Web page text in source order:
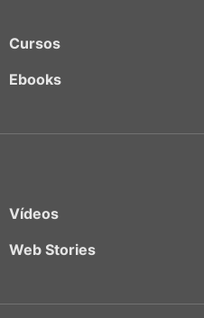
Cursos
Ebooks
Vídeos
Web Stories